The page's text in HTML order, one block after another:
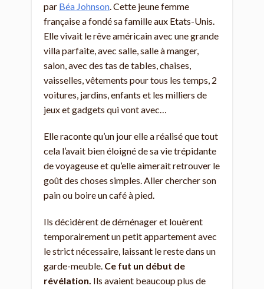
par Béa Johnson. Cette jeune femme
française a fondé sa famille aux Etats-Unis.
Elle vivait le rêve américain avec une grande
villa parfaite, avec salle, salle à manger,
salon, avec des tas de tables, chaises,
vaisselles, vêtements pour tous les temps, 2
voitures, jardins, enfants et les milliers de
jeux et gadgets qui vont avec…
Elle raconte qu’un jour elle a réalisé que tout
cela l’avait bien éloigné de sa vie trépidante
de voyageuse et qu’elle aimerait retrouver le
goût des choses simples. Aller chercher son
pain ou boire un café à pied.
Ils décidèrent de déménager et louèrent
temporairement un petit appartement avec
le strict nécessaire, laissant le reste dans un
garde-meuble. Ce fut un début de
révélation. Ils avaient beaucoup plus de